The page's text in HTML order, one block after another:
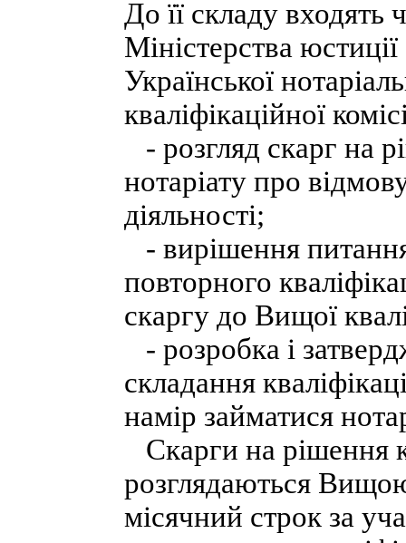
До її складу входять
Міністерства
Української
кваліфікаційної
- розгляд скарг на
нотаріату про
діяльності;
- вирішення
повторного
скаргу до Вищої
- розробка і
складання
намір займатися
Скарги на рішення
розглядаються
місячний строк за